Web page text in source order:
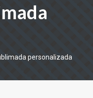
personalizada